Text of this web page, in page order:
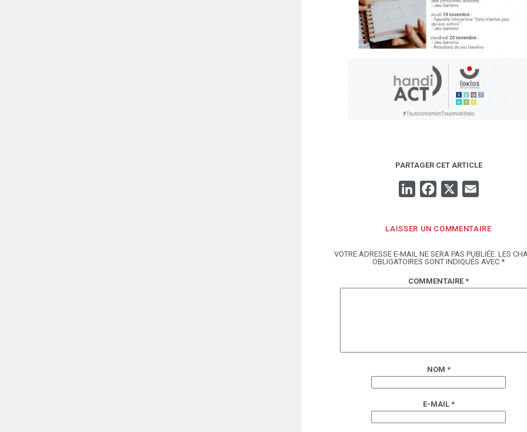
PARTAGER CET ARTICLE
LINKEDINFACEBOOK
LAISSER UN COMMENTAIRE
VOTRE ADRESSE E-MAIL NE SERA PAS PUBLIÉE. LES
OBLIGATOIRES SONT INDIQUÉS AVEC *
COMMENTAIRE *
NOM *
E-MAIL *